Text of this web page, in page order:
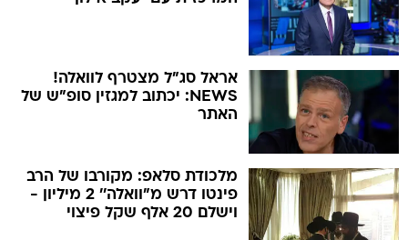
אראל סג"ל מצטרף לוואלה!
NEWS: יכתוב למגזין סופ"ש של
האתר
מלכודת סלאפ: מקורבו של הרב
פינטו דרש מ"וואלה'' 2 מיליון -
וישלם 20 אלף שקל פיצוי